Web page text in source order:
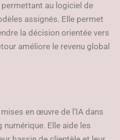
au logiciel de
assignés. Elle permet
la décision orientée vers
améliore le revenu global
en œuvre de l’IA dans
numérique. Elle aide les